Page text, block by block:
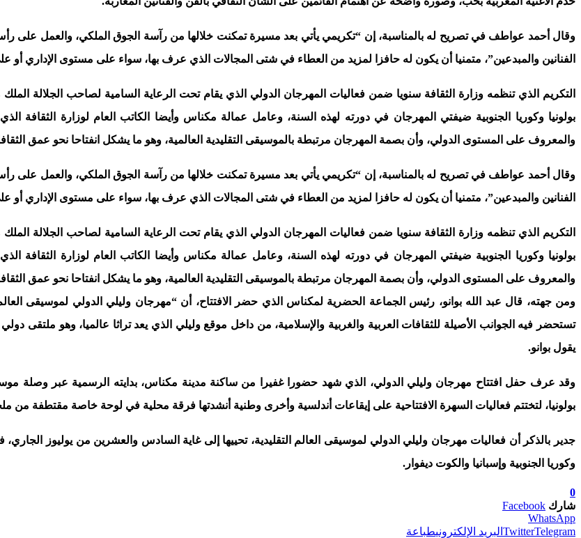
وقال أحمد عواطف في تصريح له بالمناسبة، إن “تكريمي يأتي بعد مسيرة تمكنت خلالها من رآسة الجوق الملكي، والعمل على
الفنانين والمبدعين”، متمنيا أن يكون له حافزا لمزيد من العطاء في شتى المجالات الذي عرف بها، سواء على مستوى الإداري أو
التكريم الذي تنظمه وزارة الثقافة سنويا ضمن فعاليات المهرجان الدولي الذي يقام تحت الرعاية السامية لصاحب
بولونيا وكوريا الجنوبية ضيفتي المهرجان في دورته لهذه السنة، وعامل عمالة مكناس وأيضا الكاتب العام لوزارة الثقافة
والمعروف على المستوى الدولي، وأن بصمة المهرجان مرتبطة بالموسيقى التقليدية العالمية، وهو ما يشكل انفتاحا نحو عمق
وقال أحمد عواطف في تصريح له بالمناسبة، إن “تكريمي يأتي بعد مسيرة تمكنت خلالها من رآسة الجوق الملكي، والعمل على
الفنانين والمبدعين”، متمنيا أن يكون له حافزا لمزيد من العطاء في شتى المجالات الذي عرف بها، سواء على مستوى الإداري أو
التكريم الذي تنظمه وزارة الثقافة سنويا ضمن فعاليات المهرجان الدولي الذي يقام تحت الرعاية السامية لصاحب
بولونيا وكوريا الجنوبية ضيفتي المهرجان في دورته لهذه السنة، وعامل عمالة مكناس وأيضا الكاتب العام لوزارة الثقافة
والمعروف على المستوى الدولي، وأن بصمة المهرجان مرتبطة بالموسيقى التقليدية العالمية، وهو ما يشكل انفتاحا نحو عمق
ومن جهته، قال عبد الله بوانو، رئيس الجماعة الحضرية لمكناس الذي حضر الافتتاح، أن “مهرجان وليلي الدولي لموسيقى
تستحضر فيه الجوانب الأصيلة للثقافات العربية والغربية والإسلامية، من داخل موقع وليلي الذي يعد تراثا عالميا، وهو ملتقى
يقول بوانو.
وقد عرف حفل افتتاح مهرجان وليلي الدولي، الذي شهد حضورا غفيرا من ساكنة مدينة مكناس، بدايته الرسمية عبر وصلة
بولونيا، لتختتم فعاليات السهرة الافتتاحية على إيقاعات أندلسية وأخرى وطنية أنشدتها فرقة محلية في لوحة خاصة مقتطفة من
جدير بالذكر أن فعاليات مهرجان وليلي الدولي لموسيقى العالم التقليدية، تحييها إلى غاية السادس والعشرين من يوليوز
وكوريا الجنوبية وإسبانيا والكوت ديفوار.
0
شارك Facebook
WhatsApp
TwitterTelegram البريد الإلكترونيطباعة